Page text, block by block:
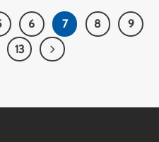
6 7 8
9
13